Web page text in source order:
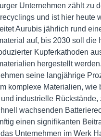
Unternehmen zählt zu
und ist hier heute
Aurubis jährlich rund
auf, bis 2030 soll die
Kupferkathoden
hergestellt
seine langjährige
komplexe Materialien, wie
industrielle Rückstände,
wachsenden
einen signifikanten
Unternehmen im Werk